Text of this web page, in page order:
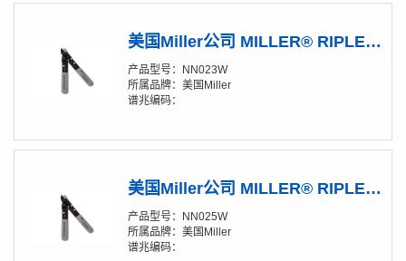
美国Miller公司 MILLER® RIPLEY® NN023W系列无刻痕剥线钳
产品型号：NN023W
所属品牌：美国Miller
谱兆编码：
美国Miller公司 MILLER® RIPLEY® NN025W系列无刻痕剥线钳
产品型号：NN025W
所属品牌：美国Miller
谱兆编码：